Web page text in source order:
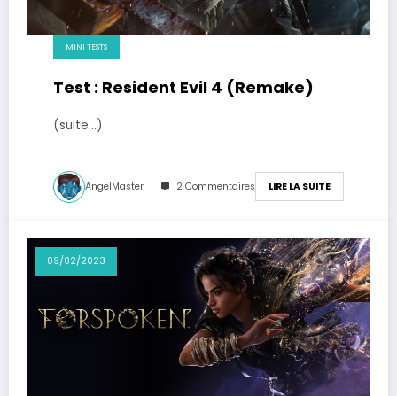
MINI TESTS
Test : Resident Evil 4 (Remake)
(suite…)
AngelMaster 2 Commentaires LIRE LA SUITE
09/02/2023